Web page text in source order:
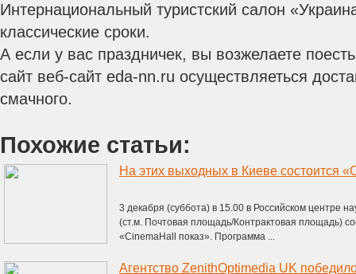
Интернациональный туристский салон
классические сроки.
А если у вас праздничек, вы возжелаете
сайт веб-сайт eda-nn.ru осуществляеться
смачного.
Похожие статьи:
На этих выходных в Киеве состоится
3 декабря (суббота) в 15.00 в Российском центре
(ст.м. Почтовая площадь/Контрактовая площадь)
«CinemaHall показ». Программа ...